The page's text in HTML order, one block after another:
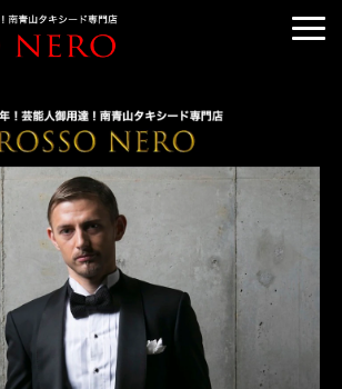
TUXEDO RENTAL
TUXEDO RANKING
KIMONO DRESS
CUSTOMER'S VOICE
COLUMN &BLOG
ABOUT US
ACCESS